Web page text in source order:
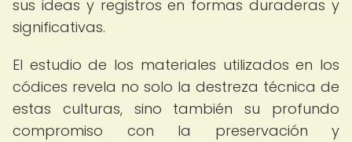
sus ideas y registros en formas duraderas y
significativas.
El estudio de los materiales utilizados en los
códices revela no solo la destreza técnica de
estas culturas, sino también su profundo
compromiso con la preservación y